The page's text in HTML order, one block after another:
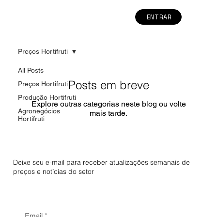
ENTRAR
All Posts
Preços Hortifruti
Produção Hortifruti
Agronegócios
Hortifruti
Preços Hortifruti
Posts em breve
Explore outras categorias neste blog ou volte
mais tarde.
Deixe seu e-mail para receber atualizações semanais de
preços e notícias do setor